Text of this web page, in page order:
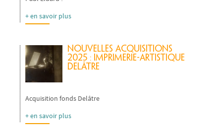
+ en savoir plus
Nouvelles acquisitions
2025 : imprimerie-artistique
Delâtre
Acquisition fonds Delâtre
+ en savoir plus